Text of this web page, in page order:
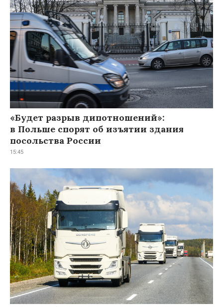
«Будет разрыв дипотношений»:
в Польше спорят об изъятии здания
посольства России
15:45